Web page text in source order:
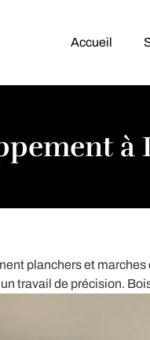
Accueil
à
planchers et marches
travail de précision.